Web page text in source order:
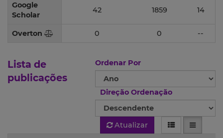
Google
Scholar
42 1859 14
Overton 0 0 --
Ordenar Por
Direção Ordenação
Atualizar
Lista de
publicações